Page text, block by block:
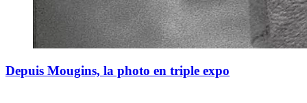
Depuis Mougins, la photo en triple expo